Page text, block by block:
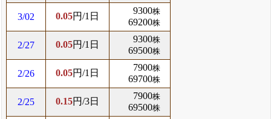
3/02 0.05円/1日
9300株
69200株
2/27 0.05円/1日
9300株
69500株
2/26 0.05円/1日
7900株
69700株
2/25 0.15円/3日
7900株
69500株